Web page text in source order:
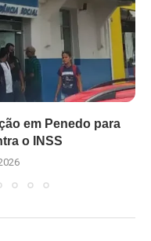
em Penedo para
o INSS